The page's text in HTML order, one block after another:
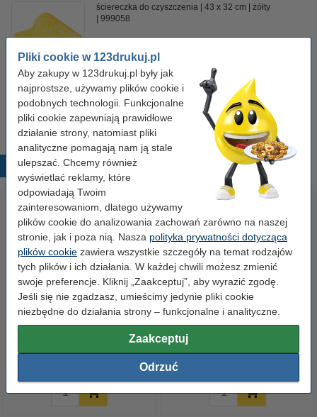
Pliki cookie w 123drukuj.pl
Aby zakupy w 123drukuj.pl były jak
najprostsze, używamy plików cookie i
podobnych technologii. Funkcjonalne
pliki cookie zapewniają prawidłowe
działanie strony, natomiast pliki
analityczne pomagają nam ją stale
ulepszać. Chcemy również
wyświetlać reklamy, które
odpowiadają Twoim
zainteresowaniom, dlatego używamy
plików cookie do analizowania zachowań zarówno na naszej
stronie, jak i poza nią. Nasza polityka prywatności dotycząca
plików cookie zawiera wszystkie szczegóły na temat rodzajów
tych plików i ich działania. W każdej chwili możesz zmienić
swoje preferencje. Kliknij „Zaakceptuj”, aby wyrazić zgodę.
Jeśli się nie zgadzasz, umieścimy jedynie pliki cookie
niezbędne do działania strony – funkcjonalne i analityczne.
Zaakceptuj
Odrzuć
ściereczka do czyszczenia 43 x 32 cm
żółty
999058
Dostępny
Zamów na wtorek
7,50 zł Zamawiam
Popularne produkty
Papier ksero A4 80 g/m2 (500
szt.), 123drukuj
Papier ksero A4 80 g/m2 (2500
szt.), 123drukuj (5 ryz)